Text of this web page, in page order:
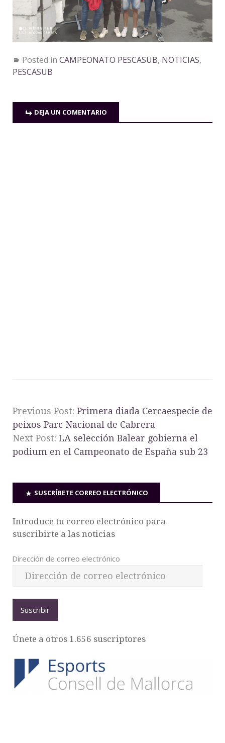
Posted in CAMPEONATO PESCASUB, NOTICIAS,
PESCASUB
DEJA UN COMENTARIO
Previous Post: Primera diada Cercaespecie de
peixos Parc Nacional de Cabrera
Next Post: LA selección Balear gobierna el
podium en el Campeonato de España sub 23
SUSCRÍBETE CORREO ELECTRÓNICO
Introduce tu correo electrónico para
suscribirte a las noticias
Dirección de correo electrónico
Suscribir
Únete a otros 1.656 suscriptores